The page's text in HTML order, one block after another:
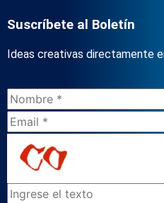
Suscríbete al Boletín
Ideas creativas directamente